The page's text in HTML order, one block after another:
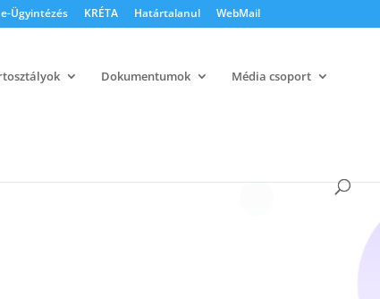
e-Ügyintézés KRÉTA Határtalanul WebMail
Dokumentumok Média csoport